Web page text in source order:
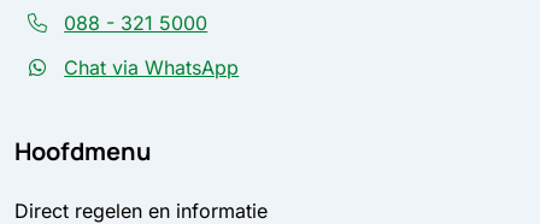
088 - 321 5000
Chat via WhatsApp
Hoofdmenu
Direct regelen en informatie